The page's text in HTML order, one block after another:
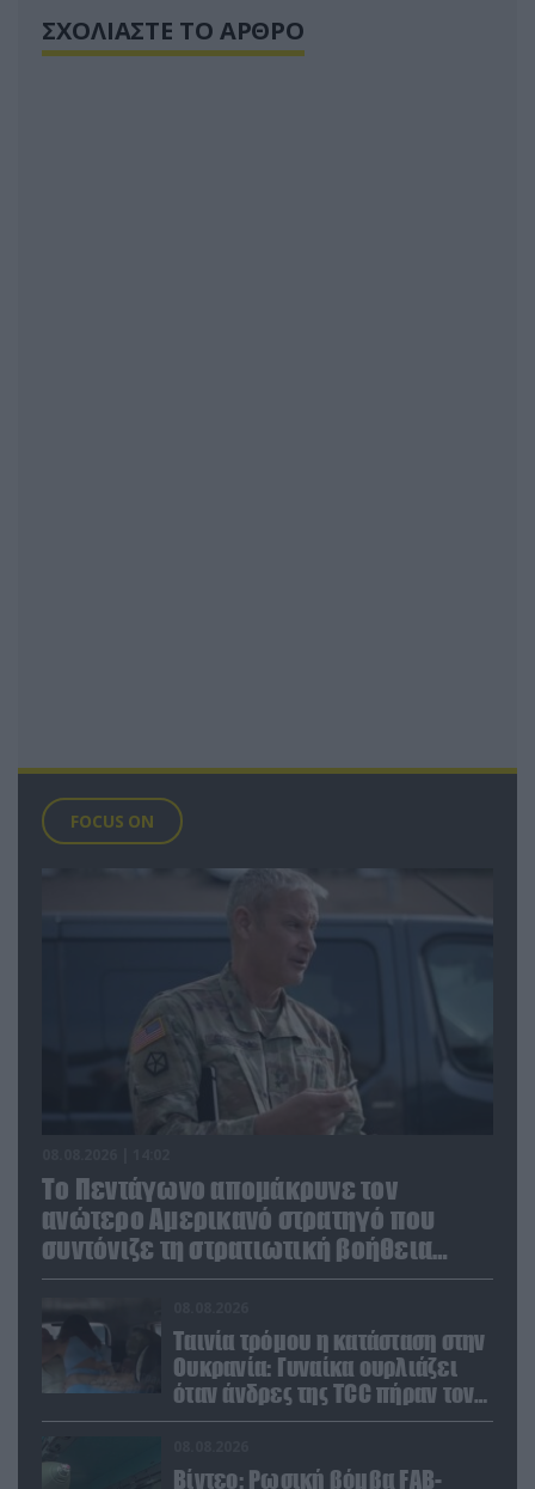
ΣΧΟΛΙΑΣΤΕ ΤΟ ΑΡΘΡΟ
FOCUS ON
Το Πεντάγωνο απομάκρυνε τον
ανώτερο Αμερικανό στρατηγό που
συντόνιζε τη στρατιωτική βοήθεια
προς την Ουκρανία
Ταινία τρόμου η κατάσταση στην
Ουκρανία: Γυναίκα ουρλιάζει
όταν άνδρες της TCC πήραν τον
σύντροφό της (βίντεο)
Βίντεο: Ρωσική βόμβα FAB-